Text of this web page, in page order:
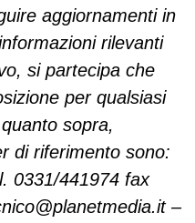
aggiornamenti in
rilevanti
si partecipa che
per qualsiasi
sopra,
di riferimento sono:
0331/441974 fax
–